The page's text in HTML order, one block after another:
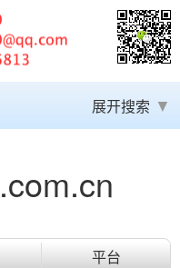
展开搜索
平台